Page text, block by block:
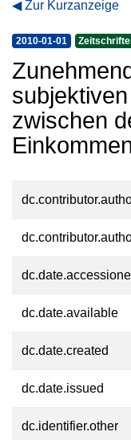
Zur Kurzanzeige
2010-01-01
zwischen
dc.date.available
dc.date.created
dc.date.issued
dc.identifier.other